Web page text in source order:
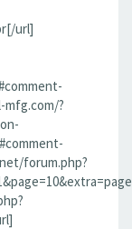
url]
?
forum.php?